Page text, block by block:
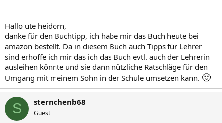
Hallo ute heidorn,
danke für den Buchtipp, ich habe mir das Buch heute bei
amazon bestellt. Da in diesem Buch auch Tipps für Lehrer
sind erhoffe ich mir das ich das Buch evtl. auch der Lehrerin
ausleihen könnte und sie dann nützliche Ratschläge für den
Umgang mit meinem Sohn in der Schule umsetzen kann. 🙂
S sternchenb68
Guest